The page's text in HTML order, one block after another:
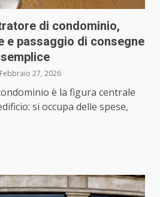
di condominio,
e passaggio di consegne
Febbraio 27, 2026
è la figura centrale
si occupa delle spese,